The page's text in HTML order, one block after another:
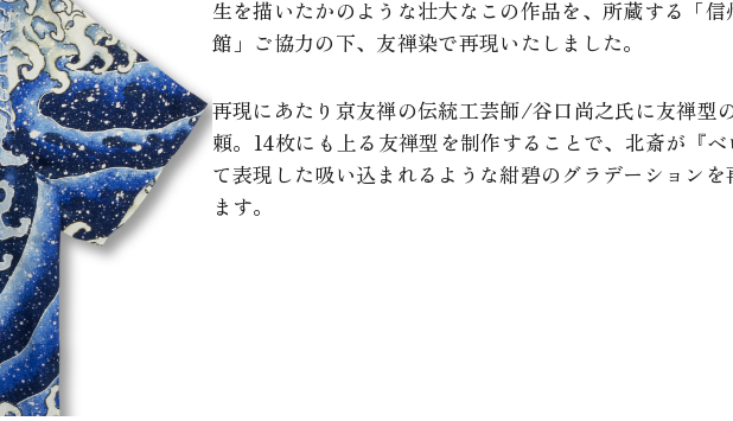
生を描いたかのような壮大なこの作品を、所蔵する「
館」ご協力の下、友禅染で再現いたしました。
再現にあたり京友禅の伝統工芸師/谷口尚之氏に友禅型
頼。14枚にも上る友禅型を制作することで、北斎が『
て表現した吸い込まれるような紺碧のグラデーションを
ます。